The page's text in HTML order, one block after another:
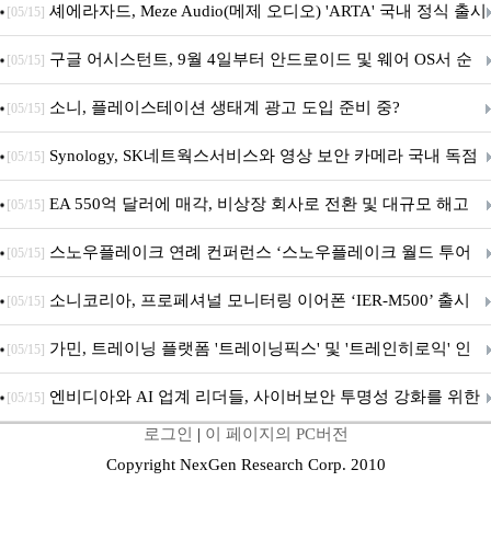
지 담은 ‘헤리티지 에디션 컬렉션’ 공개
[05/15] 셰에라자드, Meze Audio(메제 오디오) 'ARTA' 국내 정식 출시
[05/15] 구글 어시스턴트, 9월 4일부터 안드로이드 및 웨어 OS서 순
차 서비스 종료
[05/15] 소니, 플레이스테이션 생태계 광고 도입 준비 중?
[05/15] Synology, SK네트웍스서비스와 영상 보안 카메라 국내 독점
판매 파트너십 체결
[05/15] EA 550억 달러에 매각, 비상장 회사로 전환 및 대규모 해고
전망
[05/15] 스노우플레이크 연례 컨퍼런스 ‘스노우플레이크 월드 투어
서울’ 개최
[05/15] 소니코리아, 프로페셔널 모니터링 이어폰 ‘IER-M500’ 출시
[05/15] 가민, 트레이닝 플랫폼 '트레이닝픽스' 및 '트레인히로익' 인
수로 선수와 코치에 맞춤형 훈련 지원 확대
[05/15] 엔비디아와 AI 업계 리더들, 사이버보안 투명성 강화를 위한
SAFE 가이드라인 제안
로그인 | 이 페이지의 PC버전
Copyright NexGen Research Corp. 2010